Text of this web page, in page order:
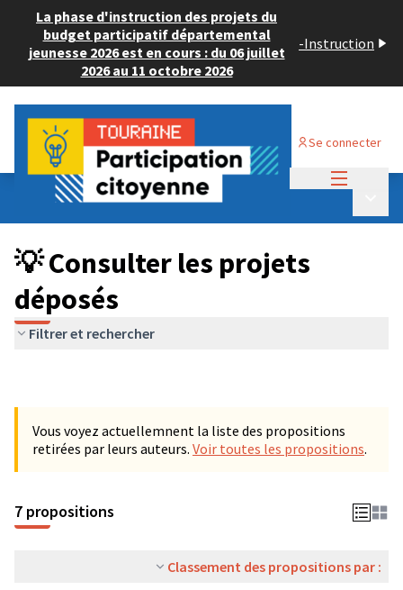
La phase d'instruction des projets du
budget participatif départemental
jeunesse 2026 est en cours : du 06 juillet
2026 au 11 octobre 2026
-Instruction
Se connecter
Budget Participatif JEUNESSE 2024
💡 Consulter les projets déposés
💡 Consulter les projets
déposés
Filtrer et rechercher
Vous voyez actuellemnent la liste des propositions
retirées par leurs auteurs. Voir toutes les propositions.
7 propositions
Classement des propositions par :